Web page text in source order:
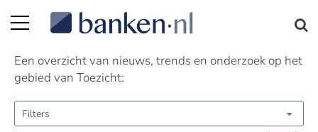
Toezicht nieuws
Een overzicht van nieuws, trends en onderzoek op het
gebied van Toezicht:
Filters